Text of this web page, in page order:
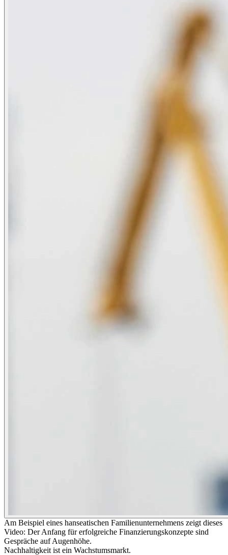
Am Beispiel eines hanseatischen Familienunternehmens zeigt dieses
Video: Der Anfang für erfolgreiche Finanzierungskonzepte sind
Gespräche auf Augenhöhe.
Nachhaltigkeit ist ein Wachstumsmarkt.